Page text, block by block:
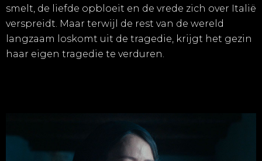
smelt, de liefde opbloeit en de vrede zich over Italië
verspreidt. Maar terwijl de rest van de wereld
langzaam loskomt uit de tragedie, krijgt het gezin
haar eigen tragedie te verduren.